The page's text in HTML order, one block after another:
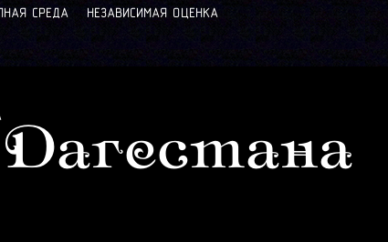
СРЕДА НЕЗАВИСИМАЯ ОЦЕНКА